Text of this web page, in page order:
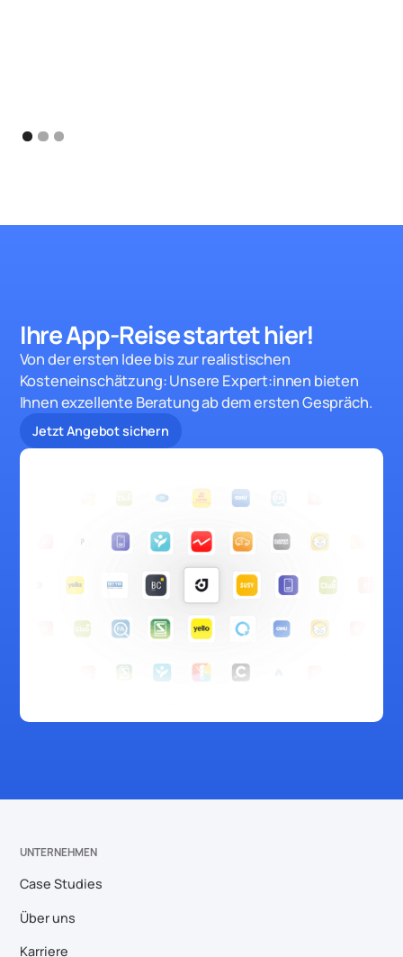
Ihre App-Reise startet hier!
Von der ersten Idee bis zur realistischen
Kosteneinschätzung: Unsere Expert:innen bieten
Ihnen exzellente Beratung ab dem ersten Gespräch.
Jetzt Angebot sichern
UNTERNEHMEN
Case Studies
Über uns
Karriere